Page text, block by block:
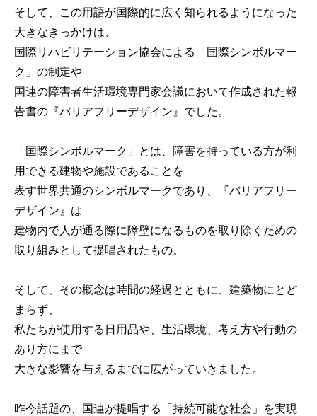
そして、この用語が国際的に広く知られるようになった
大きなきっかけは、
国際リハビリテーション協会による「国際シンボルマー
ク」の制定や
国連の障害者生活環境専門家会議において作成された報
告書の『バリアフリーデザイン』でした。
「国際シンボルマーク」とは、障害を持っている方が利
用できる建物や施設であることを
表す世界共通のシンボルマークであり、『バリアフリー
デザイン』は
建物内で人が通る際に障壁になるものを取り除くための
取り組みとして提唱されたもの。
そして、その概念は時間の経過とともに、建築物にとど
まらず、
私たちが使用する日用品や、生活環境、考え方や行動の
あり方にまで
大きな影響を与えるまでに広がっていきました。
昨今話題の、国連が提唱する「持続可能な社会」を実現